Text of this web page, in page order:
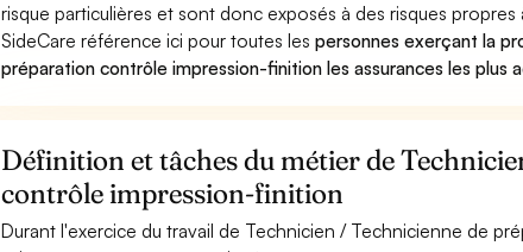
risque particulières et sont donc exposés à des risques propres
SideCare référence ici pour toutes lespersonnes exerçant la
préparation contrôle impression-finition les assurances les plus
Définition et tâches du métier de
contrôle impression-finition
Durant l'exercice du travail de Technicien / Technicienne de